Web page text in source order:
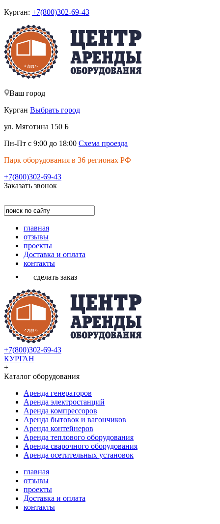
Курган: +7(800)302-69-43
Ваш город
Курган Выбрать город
ул. Мяготина 150 Б
Пн-Пт с 9:00 до 18:00 Схема проезда
Парк оборудования в 36 регионах РФ
+7(800)302-69-43
Заказать звонок
главная
отзывы
проекты
Доставка и оплата
контакты
сделать заказ
+7(800)302-69-43
КУРГАН
+
Каталог оборудования
Аренда генераторов
Аренда электростанций
Аренда компрессоров
Аренда бытовок и вагончиков
Аренда контейнеров
Аренда теплового оборудования
Аренда сварочного оборудования
Аренда осетительных установок
главная
отзывы
проекты
Доставка и оплата
контакты